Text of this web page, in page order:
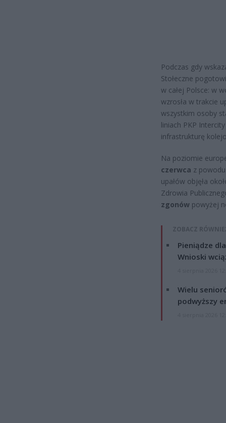
Podczas gdy
Stołeczne
w całej Polsce: w
wzrosła w trakcie
wszystkim osoby
liniach PKP
infrastrukturę
Na poziomie
czerwca z
upałów objęła
Zdrowia
zgonów powyżej
ZOBACZ
Pieniądze
Wnioski
Wielu
podwyższy